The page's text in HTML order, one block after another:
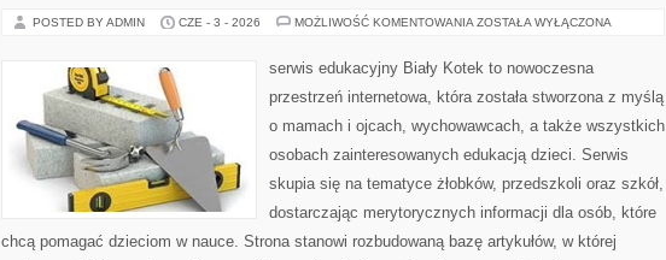
POSTED BY ADMIN CZE - 3 - 2026 MOŻLIWOŚĆ KOMENTOWANIA HISTORIE
ZOSTAŁA WYŁĄCZONA
serwis edukacyjny Biały Kotek to nowoczesna
przestrzeń internetowa, która została stworzona z myślą
o mamach i ojcach, wychowawcach, a także wszystkich
osobach zainteresowanych edukacją dzieci. Serwis
skupia się na tematyce żłobków, przedszkoli oraz szkół,
dostarczając merytorycznych informacji dla osób, które
chcą pomagać dzieciom w nauce. Strona stanowi rozbudowaną bazę artykułów, w której